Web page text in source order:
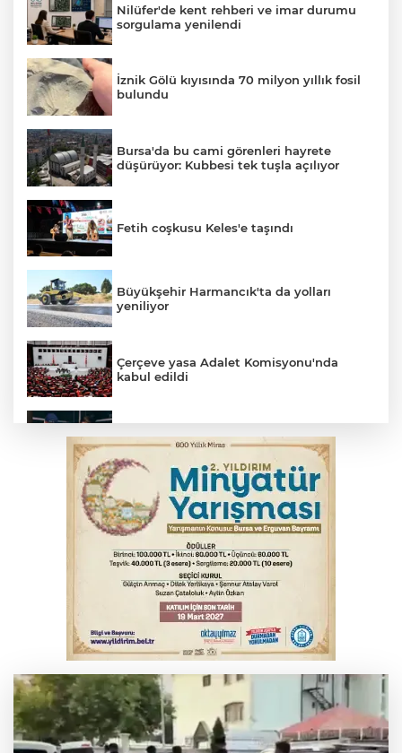
Nilüfer'de kent rehberi ve imar durumu
sorgulama yenilendi
İznik Gölü kıyısında 70 milyon yıllık fosil
bulundu
Bursa'da bu cami görenleri hayrete
düşürüyor: Kubbesi tek tuşla açılıyor
Fetih coşkusu Keles'e taşındı
Büyükşehir Harmancık'ta da yolları
yeniliyor
Çerçeve yasa Adalet Komisyonu'nda
kabul edildi
kişi tutuklandı
İnegöl’de yangın paniği! Apartmana
sıçrayan alevler söndürüldü
Serbest piyasada döviz fiyatları
Otomobil kanala uçtu: 2 yaralı